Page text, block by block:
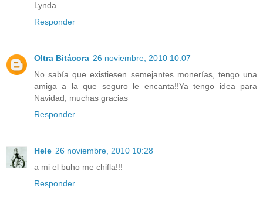
Lynda
Responder
Oltra Bitácora 26 noviembre, 2010 10:07
No sabía que existiesen semejantes monerías, tengo una
amiga a la que seguro le encanta!!Ya tengo idea para
Navidad, muchas gracias
Responder
Hele 26 noviembre, 2010 10:28
a mi el buho me chifla!!!
Responder